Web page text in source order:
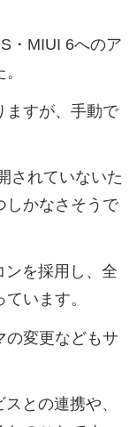
・MIUI 6へのア
ますが、手動で
されていないた
しかなさそうで
ンを採用し、全
います。
の変更などもサ
との連携や、